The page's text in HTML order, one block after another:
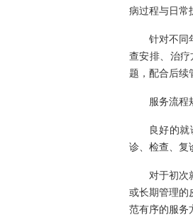
病过程与日常
针对不同
查安排、治
题，配合后续
服务流程
良好的
诊、检查、复
对于初次
或长期管理的
范有序的服务